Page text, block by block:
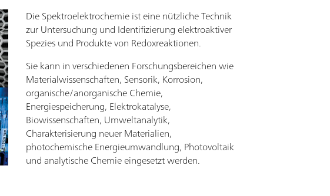
Die Spektroelektrochemie ist eine nützliche Technik
zur Untersuchung und Identifizierung elektroaktiver
Spezies und Produkte von Redoxreaktionen.
Sie kann in verschiedenen Forschungsbereichen wie
Materialwissenschaften, Sensorik, Korrosion,
organische/anorganische Chemie,
Energiespeicherung, Elektrokatalyse,
Biowissenschaften, Umweltanalytik,
Charakterisierung neuer Materialien,
photochemische Energieumwandlung, Photovoltaik
und analytische Chemie eingesetzt werden.